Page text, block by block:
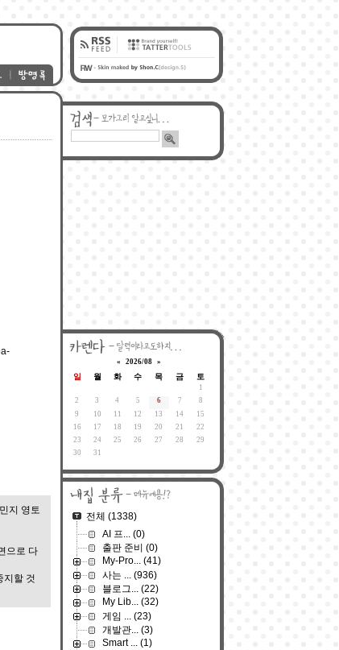
지 영토
으로 다
지할 것
« 2026/08 »
일 월 화 수 목 금 토
1
2
3 4 5 6 7
8
9
10 11 12 13 14
15
16
17 18 19 20 21
22
23
24 25 26 27 28
29
30
31
전체 (1338)
AI 프... (0)
출판 준비 (0)
My-Pro... (41)
사는 ... (936)
블로그... (22)
My Lib... (32)
게임 ... (23)
개발관... (3)
Smart ... (1)